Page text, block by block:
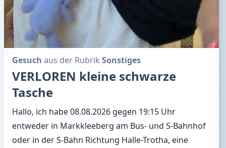
Gesuch aus der Rubrik Sonstiges
VERLOREN kleine schwarze
Tasche
Hallo, ich habe 08.08.2026 gegen 19:15 Uhr
entweder in Markkleeberg am Bus- und S-Bahnhof
oder in der S-Bahn Richtung Halle-Trotha, eine